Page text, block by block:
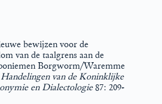
bewijzen voor de
van de taalgrens aan de
Borgworm/Waremme
Handelingen van de Koninklijke
en Dialectologie87: 209-